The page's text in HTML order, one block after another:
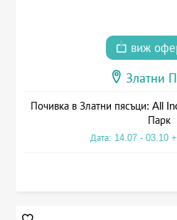
виж
Златни
Почивка в Златни пясъци: All
Парк
Дата: 14.07 - 03.10